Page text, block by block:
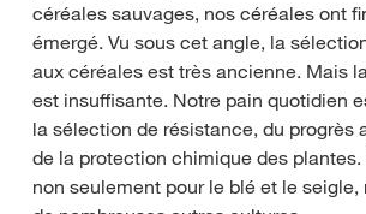
céréales sauvages, nos céréales ont
émergé. Vu sous cet angle, la
aux céréales est très ancienne. Mais
est insuffisante. Notre pain quotidien
la sélection de résistance, du progrès
de la protection chimique des plantes.
non seulement pour le blé et le seigle,